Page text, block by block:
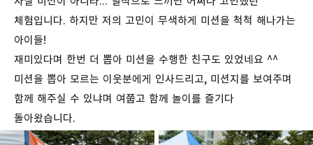
체험입니다. 하지만 저의 고민이 무색하게 미션을 척척 해나가는
아이들!
재미있다며 한번 더 뽑아 미션을 수행한 친구도 있었네요 ^^
미션을 뽑아 모르는 이웃분에게 인사드리고, 미션지를 보여주며
함께 해주실 수 있냐며 여쭙고 함께 놀이를 즐기다
돌아왔습니다.